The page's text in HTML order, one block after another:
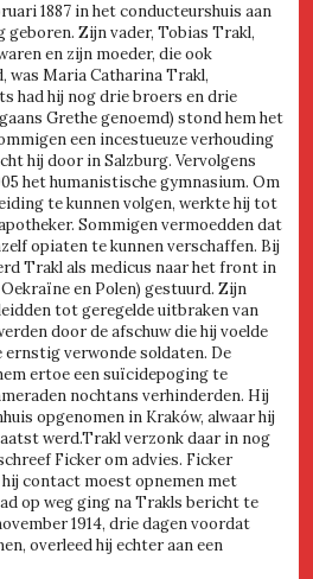
1887 in het conducteurshuis aan
geboren. Zijn vader, Tobias Trakl,
en zijn moeder, die ook
was Maria Catharina Trakl,
had hij nog drie broers en drie
Grethe genoemd) stond hem het
een incestueuze verhouding
hij door in Salzburg. Vervolgens
het humanistische gymnasium. Om
te kunnen volgen, werkte hij tot
Sommigen vermoedden dat
opiaten te kunnen verschaffen. Bij
Trakl als medicus naar het front in
en Polen) gestuurd. Zijn
tot geregelde uitbraken van
door de afschuw die hij voelde
verwonde soldaten. De
ertoe een suïcidepoging te
nochtans verhinderden. Hij
opgenomen in Kraków, alwaar hij
werd.Trakl verzonk daar in nog
Ficker om advies. Ficker
contact moest opnemen met
op weg ging na Trakls bericht te
1914, drie dagen voordat
overleed hij echter aan een